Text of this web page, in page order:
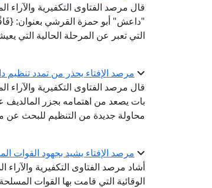
قال مرصد الفتاوى التكفيرية والآراء
"داعش" أبو حمزة القرشي بعنوان:
التي تعبر عن المرحلة الحالية التي
مرصد الإفتاء يحذر من تمدد
قال مرصد الفتاوى التكفيرية والآراء
بات يصعد من اهتمامه بجزر المالديف
محاولة جديدة من التنظيم للبحث عن
مرصد الإفتاء يشيد بجهود القوات
أشاد مرصد الفتاوى التكفيرية والآراء
الوقائية التي قامت بها القوات